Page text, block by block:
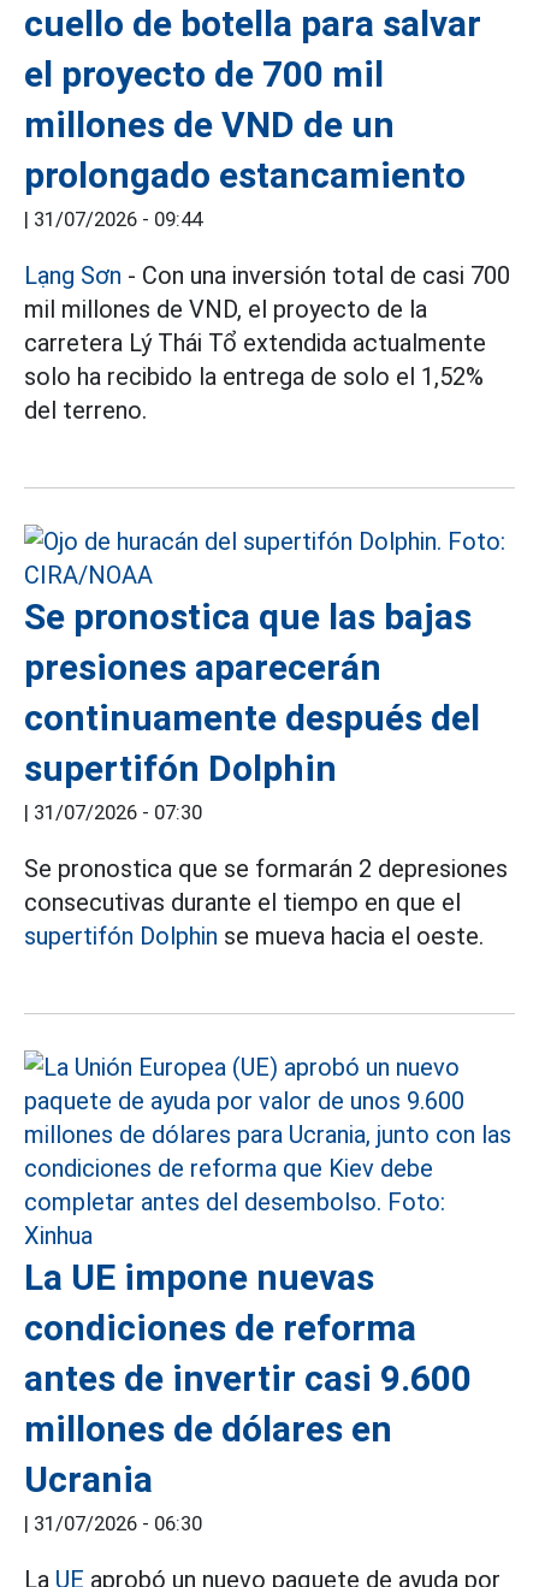
cuello de botella para salvar
el proyecto de 700 mil
millones de VND de un
prolongado estancamiento
| 31/07/2026 - 09:44
Lạng Sơn - Con una inversión total de casi 700
mil millones de VND, el proyecto de la
carretera Lý Thái Tổ extendida actualmente
solo ha recibido la entrega de solo el 1,52%
del terreno.
Se pronostica que las bajas
presiones aparecerán
continuamente después del
supertifón Dolphin
| 31/07/2026 - 07:30
Se pronostica que se formarán 2 depresiones
consecutivas durante el tiempo en que el
supertifón Dolphin se mueva hacia el oeste.
La UE impone nuevas
condiciones de reforma
antes de invertir casi 9.600
millones de dólares en
Ucrania
| 31/07/2026 - 06:30
La UE aprobó un nuevo paquete de ayuda por